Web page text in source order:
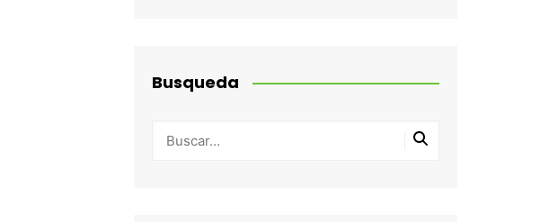
Busqueda